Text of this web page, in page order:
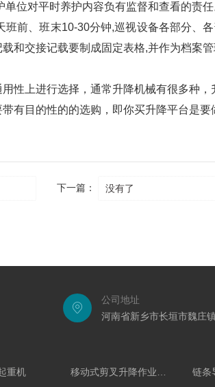
位对平时养护内容负有监督和查看的责任
、班末10-30分钟,巡视设备各部分、
和交接记载要制成固定表格,并作为档案管
上进行选择，通常升降机械有很多种，
目的性的的选购，即你买升降平台是
下一篇： 没有了
公司地址
河南省新乡市长垣市魏庄
重机